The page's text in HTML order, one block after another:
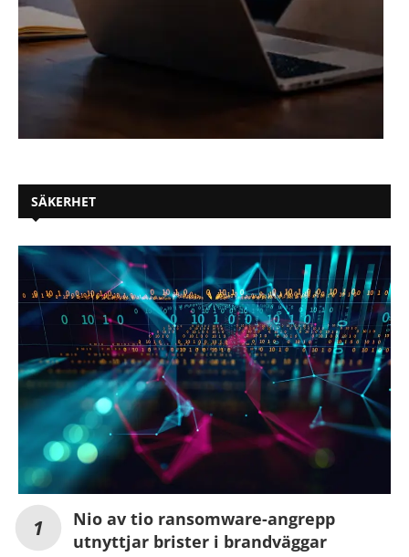
SÄKERHET
Nio av tio ransomware-angrepp
utnyttjar brister i brandväggar